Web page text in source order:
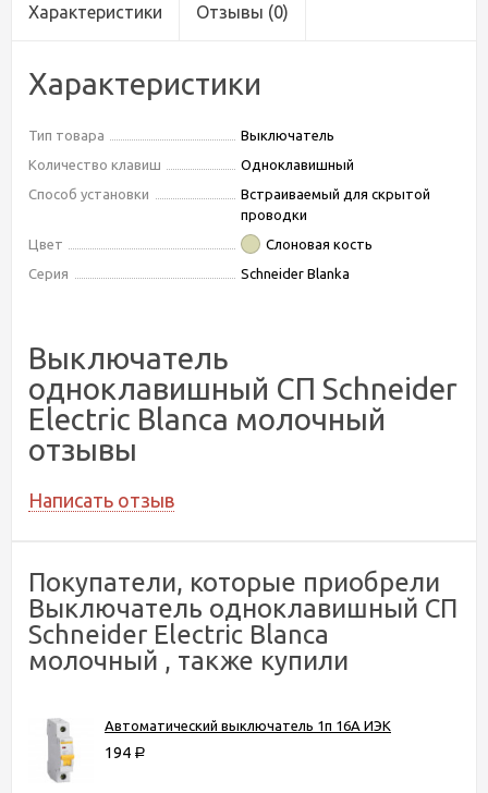
Характеристики Отзывы (0)
Характеристики
Тип товара
Выключатель
Количество клавиш
Одноклавишный
Способ установки
Встраиваемый для скрытой
проводки
Цвет
Слоновая кость
Серия
Schneider Blanka
Выключатель
одноклавишный СП Schneider
Electric Blanca молочный
отзывы
Написать отзыв
Покупатели, которые приобрели
Выключатель одноклавишный СП
Schneider Electric Blanca
молочный , также купили
Автоматический выключатель 1п 16А ИЭК
194 Р